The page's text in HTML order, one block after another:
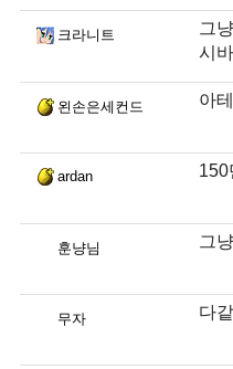
크라니트
그
시
왼손은세컨드 아
ardan 150
훈냥님 그
무자 다